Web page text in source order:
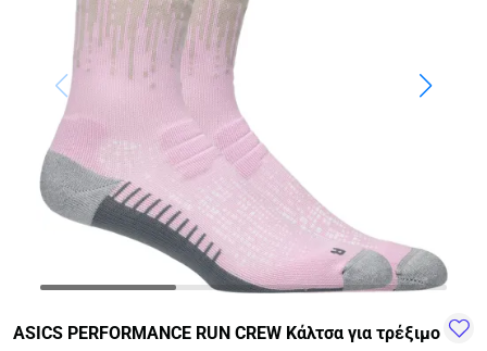
WALKINGTRAINING-WATER
ASICS PERFORMANCE RUN CREW Κάλτσα για τρέξιμο